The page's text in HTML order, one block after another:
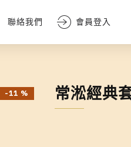
聯絡我們 會員登入
-11 % 常淞經典